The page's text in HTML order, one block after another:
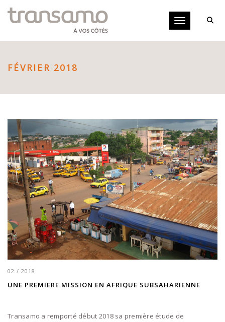
Toggle
FÉVRIER 2018
02 / 2018
UNE PREMIERE MISSION EN AFRIQUE SUBSAHARIENNE
Transamo a remporté début 2018 sa première étude de
Panneau de gestion des cookies